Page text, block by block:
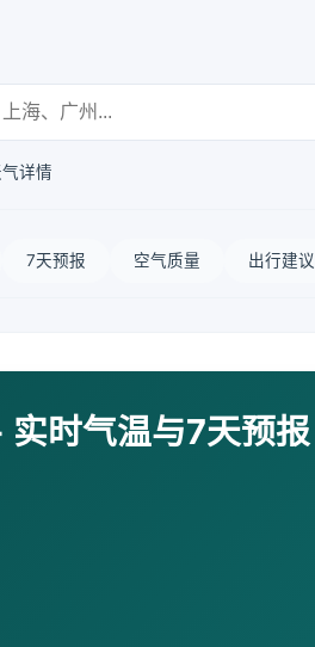
详情
7天预报 空气质量 出行建议
实时气温与7天预报